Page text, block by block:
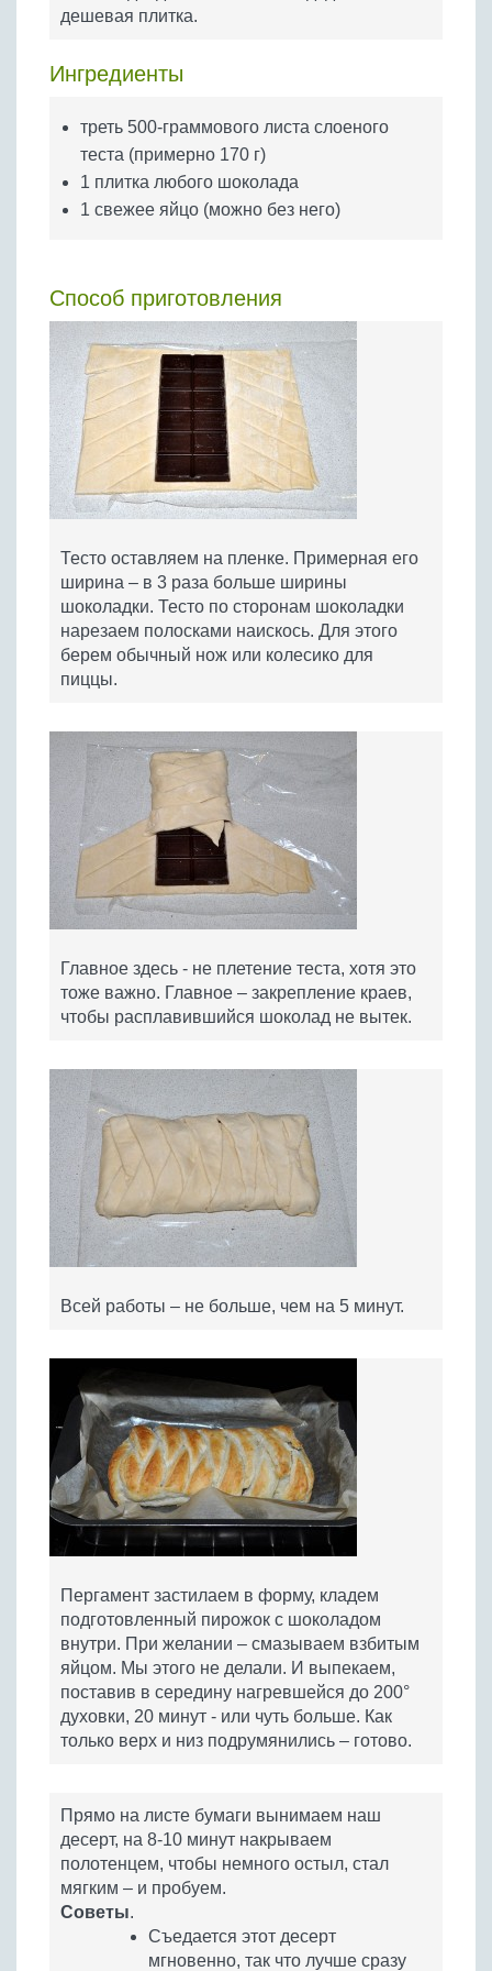
Бобовые
Крупы
дешевая плитка.
Ингредиенты
треть 500-граммового листа слоеного
теста (примерно 170 г)
1 плитка любого шоколада
1 свежее яйцо (можно без него)
Способ приготовления
Тесто оставляем на пленке. Примерная его
ширина – в 3 раза больше ширины
шоколадки. Тесто по сторонам шоколадки
нарезаем полосками наискось. Для этого
берем обычный нож или колесико для
пиццы.
Главное здесь - не плетение теста, хотя это
тоже важно. Главное – закрепление краев,
чтобы расплавившийся шоколад не вытек.
Всей работы – не больше, чем на 5 минут.
Пергамент застилаем в форму, кладем
подготовленный пирожок с шоколадом
внутри. При желании – смазываем взбитым
яйцом. Мы этого не делали. И выпекаем,
поставив в середину нагревшейся до 200°
духовки, 20 минут - или чуть больше. Как
только верх и низ подрумянились – готово.
Прямо на листе бумаги вынимаем наш
десерт, на 8-10 минут накрываем
полотенцем, чтобы немного остыл, стал
мягким – и пробуем.
Советы.
Съедается этот десерт
мгновенно, так что лучше сразу